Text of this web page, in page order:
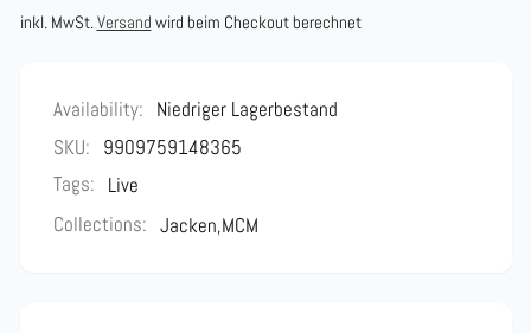
Preis
inkl. MwSt.Versand wird beim Checkout berechnet
Availability: Niedriger Lagerbestand
SKU: 9909759148365
Tags: Live
Collections: Jacken,MCM